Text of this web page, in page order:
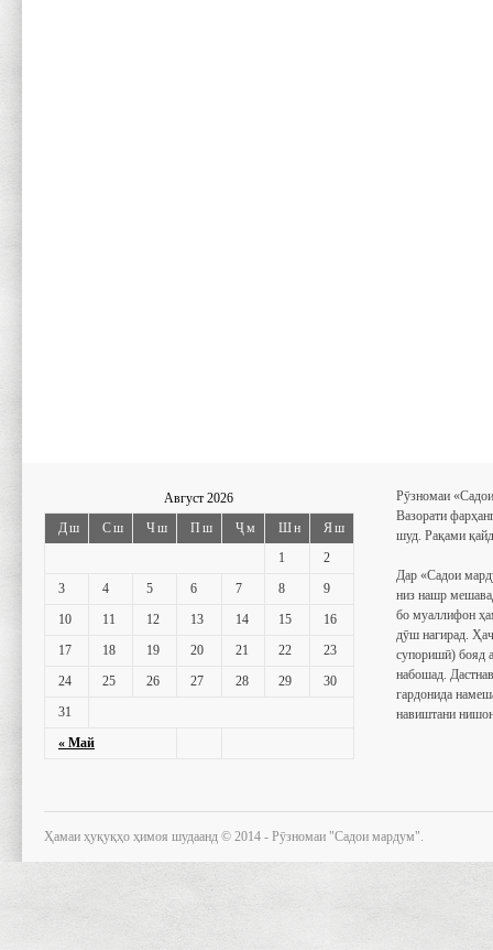
Август 2026
Дш
Сш Чш Пш Ҷм Шн Яш
« Май
1
2
3
4 5 6 7 8
9
10
11 12 13 14 15
16
17
18 19 20 21 22
23
24
25 26 27 28 29
30
31
Рӯзномаи
Вазорати
шуд. Рақами
Дар «Садои
низ нашр
бо муаллифон
дӯш нагирад.
супоришӣ) бояд
набошад.
гардонида
навиштани
Ҳамаи ҳуқуқҳо ҳимоя шудаанд © 2014 - Рӯзномаи "Садои мардум".